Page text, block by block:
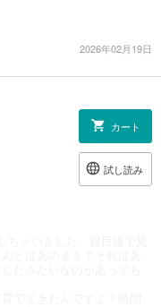
2026年02月19日
カート
試し読み